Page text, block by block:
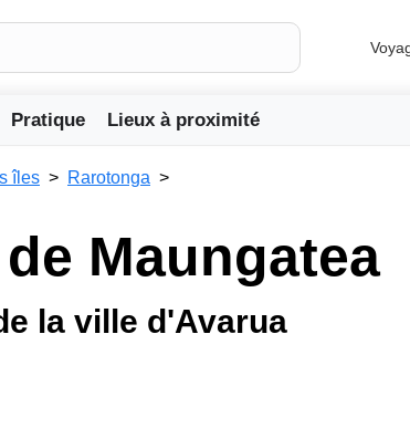
Pratique Lieux à proximité
îles Rarotonga
Maungatea
la ville d'Avarua